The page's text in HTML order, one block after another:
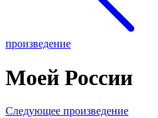
произведение
Моей России
Следующее произведение